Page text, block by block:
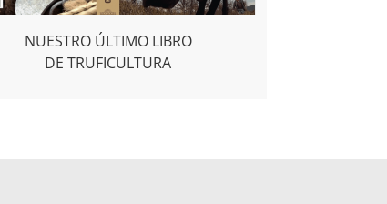
NUESTRO ÚLTIMO LIBRO
DE TRUFICULTURA